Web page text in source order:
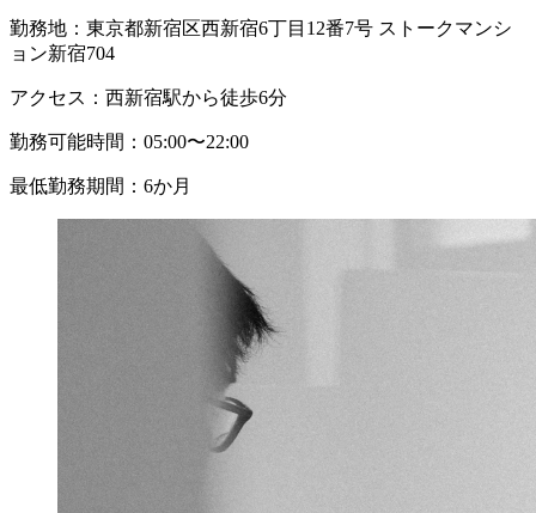
勤務地： 東京都新宿区西新宿6丁目12番7号 ストークマンシ
ョン新宿704
アクセス： 西新宿駅から徒歩6分
勤務可能時間： 05:00〜22:00
最低勤務期間： 6か月